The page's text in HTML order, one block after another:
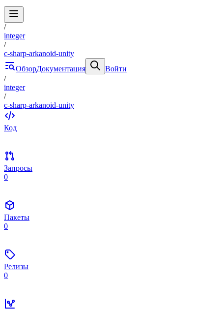
/
integer
/
c-sharp-arkanoid-unity
ОбзорДокументация
Войти
/
integer
/
c-sharp-arkanoid-unity
Код
Запросы
0
Пакеты
0
Релизы
0